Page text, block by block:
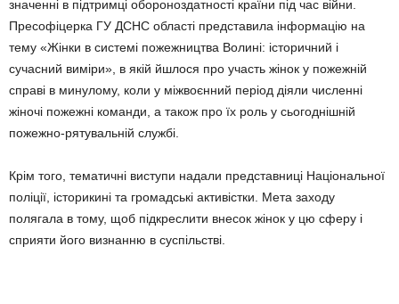
значенні в підтримці обороноздатності країни під час війни.
Пресофіцерка ГУ ДСНС області представила інформацію на
тему «Жінки в системі пожежництва Волині: історичний і
сучасний виміри», в якій йшлося про участь жінок у пожежній
справі в минулому, коли у міжвоєнний період діяли численні
жіночі пожежні команди, а також про їх роль у сьогоднішній
пожежно-рятувальній службі.
Крім того, тематичні виступи надали представниці Національної
поліції, історикині та громадські активістки. Мета заходу
полягала в тому, щоб підкреслити внесок жінок у цю сферу і
сприяти його визнанню в суспільстві.